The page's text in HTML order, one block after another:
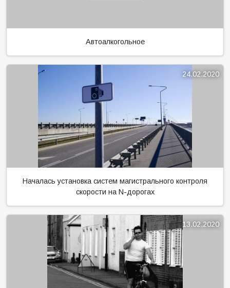
Автоалкогольное
24.02.2020
Началась установка систем магистрального контроля
скорости на N-дорогах
13.02.2020